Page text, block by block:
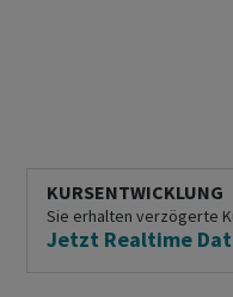
KURSENTWICKLUNG
Sie erhalten verzögerte
Jetzt Realtime